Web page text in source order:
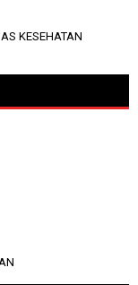
KESEHATAN